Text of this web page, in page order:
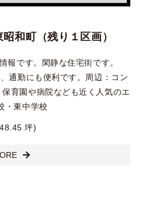
和町（残り１区画）
報です。閑静な住宅街です。
通勤にも便利です。周辺：コン
育園や病院なども近く人気のエ
・東中学校
坪)